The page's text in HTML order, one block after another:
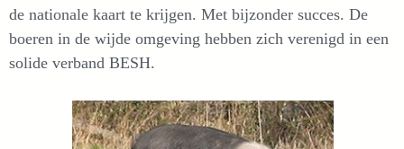
de nationale kaart te krijgen. Met bijzonder succes. De
boeren in de wijde omgeving hebben zich verenigd in een
solide verband BESH.